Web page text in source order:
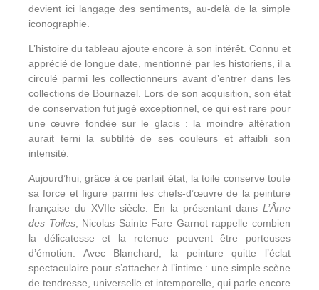
devient ici langage des sentiments, au-delà de la simple
iconographie.
L’histoire du tableau ajoute encore à son intérêt. Connu et
apprécié de longue date, mentionné par les historiens, il a
circulé parmi les collectionneurs avant d’entrer dans les
collections de Bournazel. Lors de son acquisition, son état
de conservation fut jugé exceptionnel, ce qui est rare pour
une œuvre fondée sur le glacis : la moindre altération
aurait terni la subtilité de ses couleurs et affaibli son
intensité.
Aujourd’hui, grâce à ce parfait état, la toile conserve toute
sa force et figure parmi les chefs-d’œuvre de la peinture
française du XVIIe siècle. En la présentant dans L’Âme
des Toiles, Nicolas Sainte Fare Garnot rappelle combien
la délicatesse et la retenue peuvent être porteuses
d’émotion. Avec Blanchard, la peinture quitte l’éclat
spectaculaire pour s’attacher à l’intime : une simple scène
de tendresse, universelle et intemporelle, qui parle encore